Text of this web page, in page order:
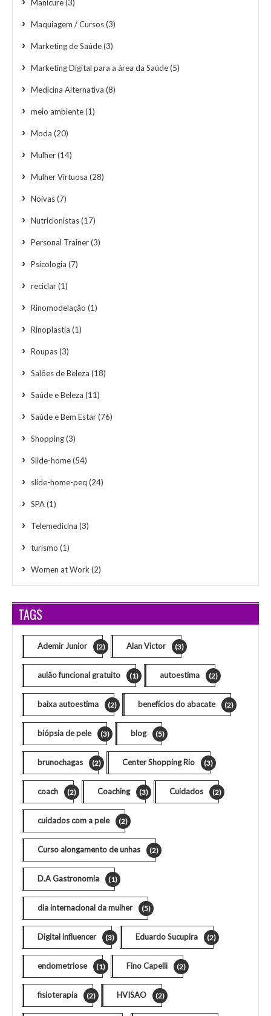
Manicure(3)
Maquiagem / Cursos(3)
Marketing de Saúde(3)
Marketing Digital para a área da Saúde(5)
Medicina Alternativa (8)
meio ambiente(1)
Moda (20)
Mulher(14)
Mulher Virtuosa (28)
Noivas(7)
Nutricionistas(17)
Personal Trainer(3)
Psicologia (7)
reciclar(1)
Rinomodelação (1)
Rinoplastia (1)
Roupas(3)
Salões de Beleza (18)
Saúde e Beleza (11)
Saúde e Bem Estar(76)
Shopping(3)
Slide-home(54)
slide-home-peq (24)
SPA(1)
Telemedicina (3)
turismo (1)
Women at Work(2)
TAGS
Ademir Junior (2) Alan Victor (3)
aulão funcional gratuito (1) autoestima (2)
baixa autoestima (2) benefícios do abacate (2)
biópsia de pele (3) blog (5)
brunochagas (2) Center Shopping Rio (3)
coach (2) Coaching (3) Cuidados (2)
cuidados com a pele (2)
Curso alongamento de unhas (2)
D.A Gastronomia (1)
dia internacional da mulher (5)
Digital influencer (3) Eduardo Sucupira (2)
endometriose (1) Fino Capelli (2)
fisioterapia (2) HVISAO (2)